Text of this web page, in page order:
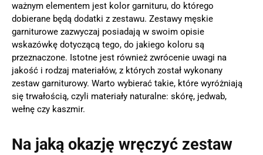
ważnym elementem jest kolor garnituru, do którego
dobierane będą dodatki z zestawu. Zestawy męskie
garniturowe zazwyczaj posiadają w swoim opisie
wskazówkę dotyczącą tego, do jakiego koloru są
przeznaczone. Istotne jest również zwrócenie uwagi na
jakość i rodzaj materiałów, z których został wykonany
zestaw garniturowy. Warto wybierać takie, które wyróżniają
się trwałością, czyli materiały naturalne: skórę, jedwab,
wełnę czy kaszmir.
Na jaką okazję wręczyć zestaw